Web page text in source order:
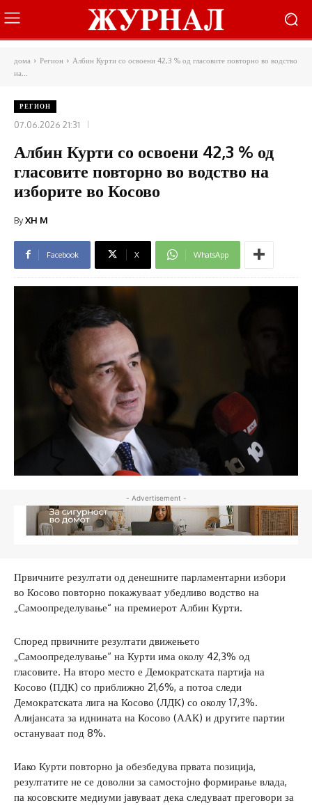
дома Регион
Албин Курти со освоени 42,3 % од гласовите повторно во водство
на...
РЕГИОН
07.06.2026 21:31
Албин Курти со освоени 42,3 % од
гласовите повторно во водство на
изборите во Косово
ByXH M
Facebook X WhatsApp
- Advertisement -
Првичните резултати од денешните парламентарни избори
во Косово повторно покажуваат убедливо водство на
„Самоопределување“ на премиерот Албин Курти.
Според првичните резултати движењето
„Самоопределување“ на Курти има околу 42,3% од
гласовите. На второ место е Демократската партија на
Косово (ПДК) со приближно 21,6%, а потоа следи
Демократската лига на Косово (ЛДК) со околу 17,3%.
Алијансата за иднината на Косово (ААК) и другите партии
остануваат под 8%.
Иако Курти повторно ја обезбедува првата позиција,
резултатите не се доволни за самостојно формирање влада,
па косовските медиуми јавуваат дека следуваат преговори за